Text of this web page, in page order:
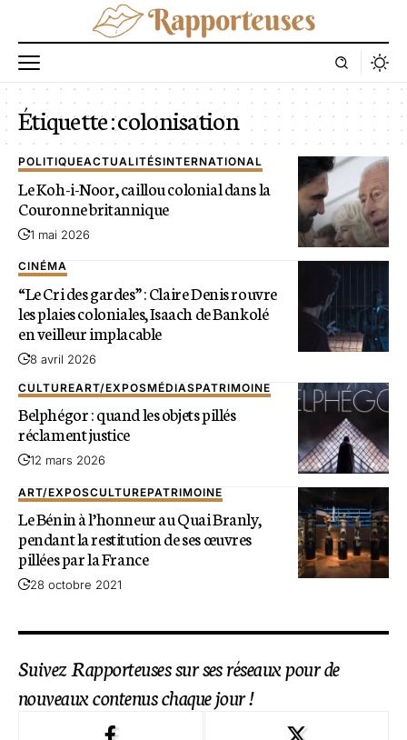
Étiquette :colonisation
POLITIQUEACTUALITÉSINTERNATIONAL
Le Koh-i-Noor, caillou colonial dans la
Couronne britannique
1 mai 2026
CINÉMA
“Le Cri des gardes” : Claire Denis rouvre
les plaies coloniales, Isaach de Bankolé
en veilleur implacable
8 avril 2026
CULTUREART/EXPOSMÉDIASPATRIMOINE
Belphégor : quand les objets pillés
réclament justice
12 mars 2026
ART/EXPOSCULTUREPATRIMOINE
Le Bénin à l’honneur au Quai Branly,
pendant la restitution de ses œuvres
pillées par la France
28 octobre 2021
Suivez Rapporteuses sur ses réseaux pour de
nouveaux contenus chaque jour !